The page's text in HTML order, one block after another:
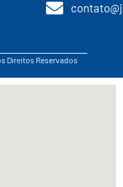
Direitos Reservados